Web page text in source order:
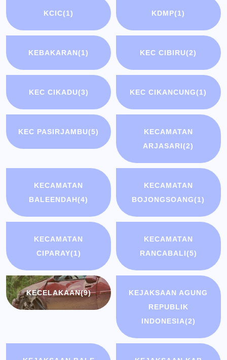
KCIC(1) KDMP(1)
KEBAKARAN(1) KEC CIBIRU(2)
KEC CIKADU(3) KEC CIKANCUNG(1)
KEC PASIRJAMBU(5)
KECAMATAN
ARJASARI(2)
KECAMATAN
BALEENDAH(4)
KECAMATAN
BOJONGSOANG(1)
KECAMATAN
CIPARAY(1)
KECAMATAN
RANCABALI(5)
KECELAKAAN(9)
KEJAKSAAN AGUNG
REPUBLIK
INDONESIA(2)